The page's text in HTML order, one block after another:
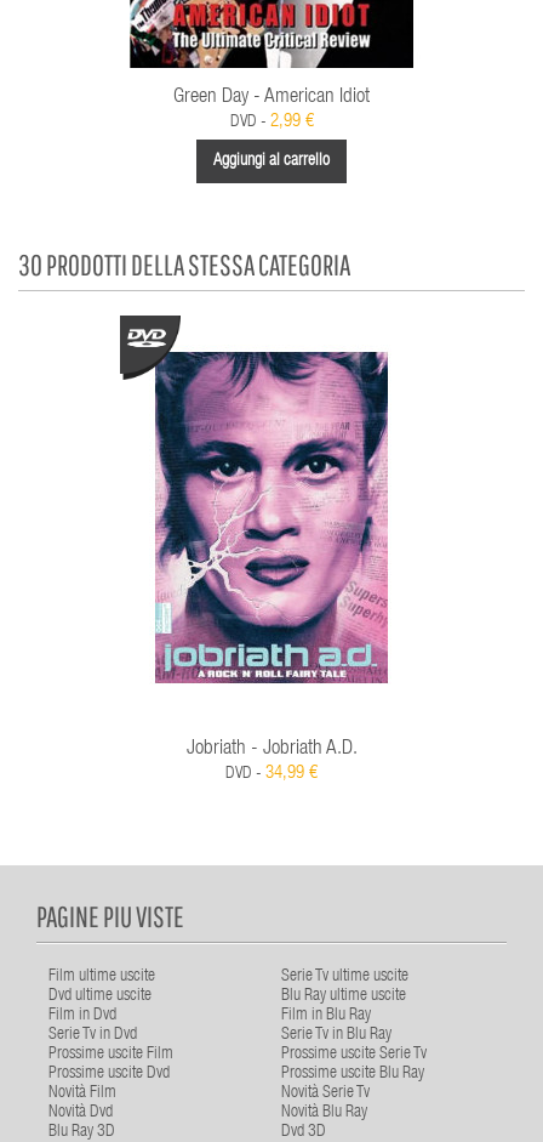
Green Day - American Idiot
DVD - 2,99 €
Aggiungi al carrello
30 PRODOTTI DELLA STESSA CATEGORIA
Jobriath - Jobriath A.d.
DVD - 34,99 €
PAGINE PIU VISTE
Film ultime uscite
Serie Tv ultime uscite
Dvd ultime uscite
Blu Ray ultime uscite
Film in Dvd
Film in Blu Ray
Serie Tv in Dvd
Serie Tv in Blu Ray
Prossime uscite Film
Prossime uscite Serie Tv
Prossime uscite Dvd
Prossime uscite Blu Ray
Novità Film
Novità Serie Tv
Novità Dvd
Novità Blu Ray
Blu Ray 3D
Dvd 3D